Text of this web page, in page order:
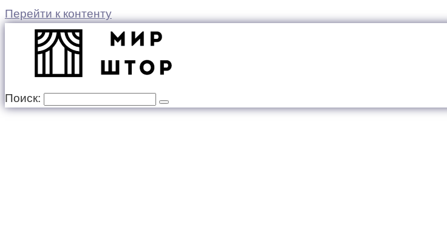
Перейти к контенту
Поиск: